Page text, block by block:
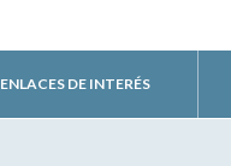
ENLACES DE INTERÉS